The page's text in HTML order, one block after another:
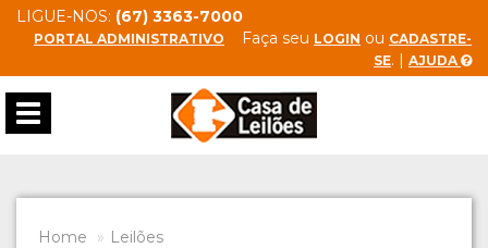
LIGUE-NOS: (67) 3363-7000
PORTAL ADMINISTRATIVO Faça seu LOGIN ou CADASTRE-
SE. | AJUDA
Toggle
navigation
Home
Leilões